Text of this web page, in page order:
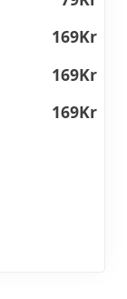
169Kr
169Kr
169Kr